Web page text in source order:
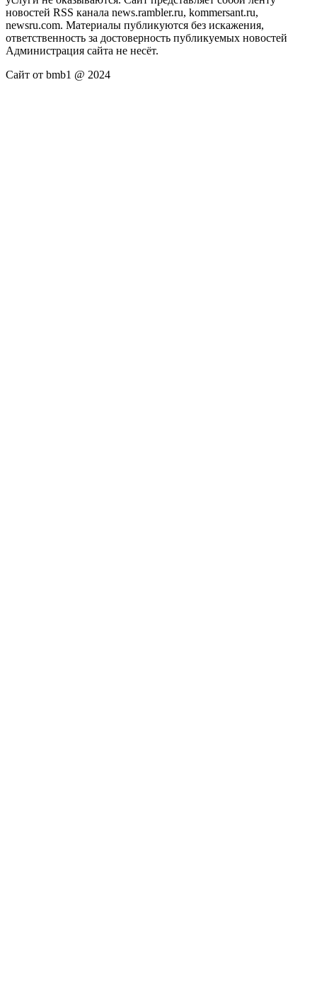
новостей RSS канала news.rambler.ru, kommersant.ru,
newsru.com. Материалы публикуются без искажения,
ответственность за достоверность публикуемых новостей
Администрация сайта не несёт.
Сайт от bmb1 @ 2024